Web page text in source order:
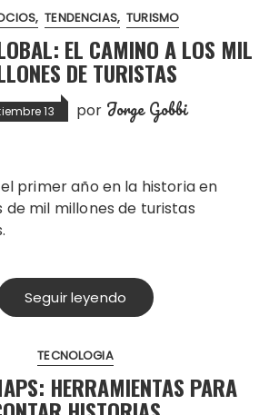
TENDENCIAS TURISMO
EL CAMINO A LOS MIL
DE TURISTAS
13 por Jorge Gobbi
mil millones de turistas
Seguir leyendo
TECNOLOGIA
HERRAMIENTAS PARA